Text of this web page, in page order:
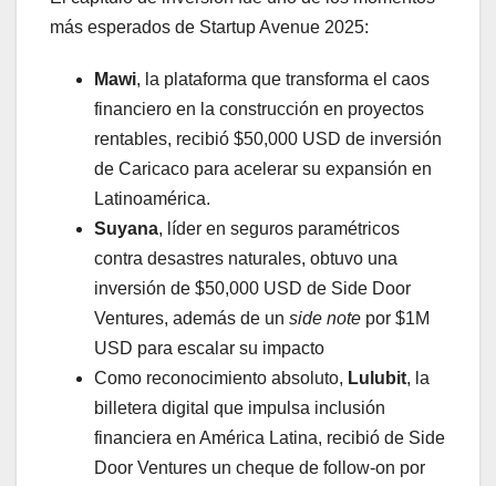
más esperados de Startup Avenue 2025:
Mawi, la plataforma que transforma el caos
financiero en la construcción en proyectos
rentables, recibió $50,000 USD de inversión
de Caricaco para acelerar su expansión en
Latinoamérica.
Suyana, líder en seguros paramétricos
contra desastres naturales, obtuvo una
inversión de $50,000 USD de Side Door
Ventures, además de un side note por $1M
USD para escalar su impacto
Como reconocimiento absoluto, Lulubit, la
billetera digital que impulsa inclusión
financiera en América Latina, recibió de Side
Door Ventures un cheque de follow-on por